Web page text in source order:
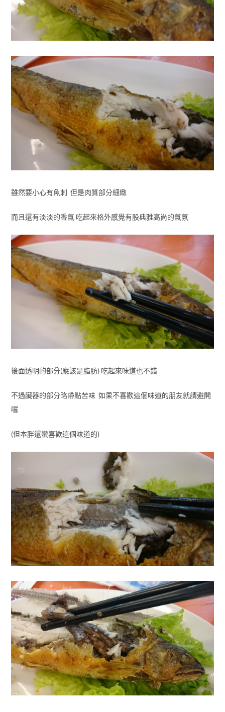
雖然要小心有魚刺 但是肉質部分細緻
而且還有淡淡的香氣 吃起來格外感覺有股典雅高尚的氣氛
後面透明的部分(應該是脂肪) 吃起來味道也不錯
不過臟器的部分略帶點苦味 如果不喜歡這個味道的朋友就請避開
囉
(但本胖還蠻喜歡這個味道的)